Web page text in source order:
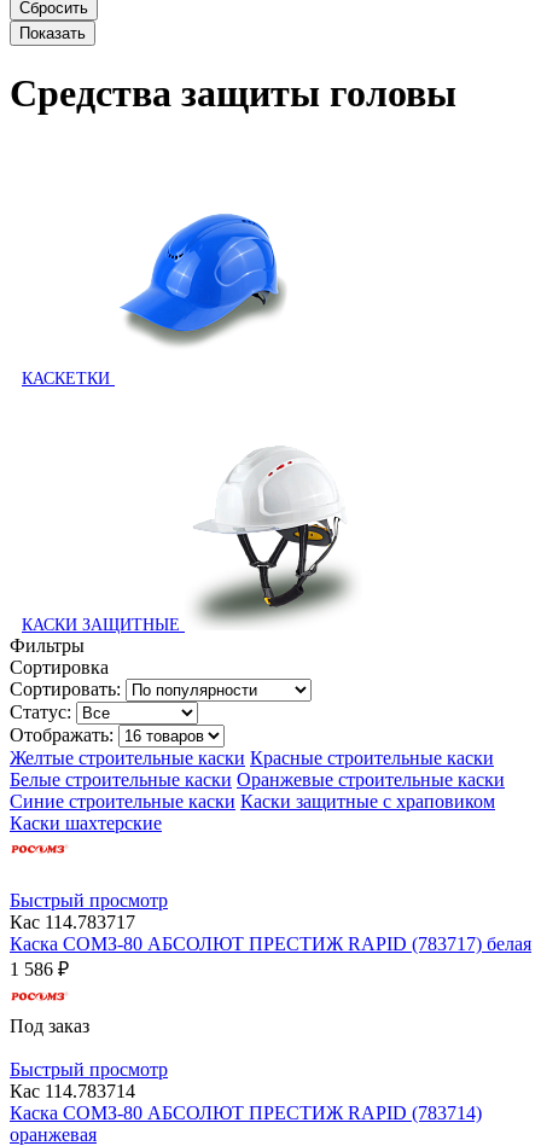
Средства защиты головы
КАСКЕТКИ
КАСКИ ЗАЩИТНЫЕ
Фильтры
Сортировка
Сортировать:
Статус:
Отображать:
Желтые строительные каски Красные строительные каски
Белые строительные каски Оранжевые строительные каски
Синие строительные каски Каски защитные с храповиком
Каски шахтерские
Быстрый просмотр
Кас 114.783717
Каска СОМЗ-80 АБСОЛЮТ ПРЕСТИЖ RAPID (783717) белая
1 586 ₽
Под заказ
Быстрый просмотр
Кас 114.783714
Каска СОМЗ-80 АБСОЛЮТ ПРЕСТИЖ RAPID (783714)
оранжевая